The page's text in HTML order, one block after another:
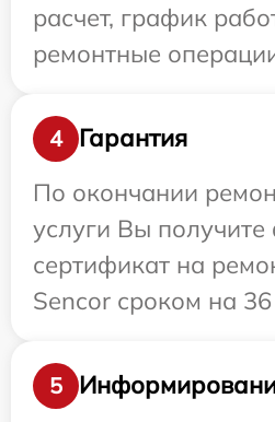
расчет, график
ремонтные
4
Гарантия
По окончании
услуги Вы
сертификат на
Sencor сроком на
5